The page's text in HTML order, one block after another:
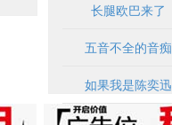
长腿欧巴来了
五音不全的音痴
如果我是陈奕迅